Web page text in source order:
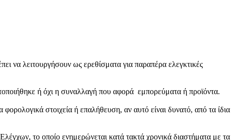
να λειτουργήσουν ως ερεθίσματα για παραπέρα ελεγκτικές
ή όχι η συναλλαγή που αφορά εμπορεύματα ή προϊόντα.
στοιχεία ή επαλήθευση, αν αυτό είναι δυνατό, από τα ίδια
το οποίο ενημερώνεται κατά τακτά χρονικά διαστήματα με τα